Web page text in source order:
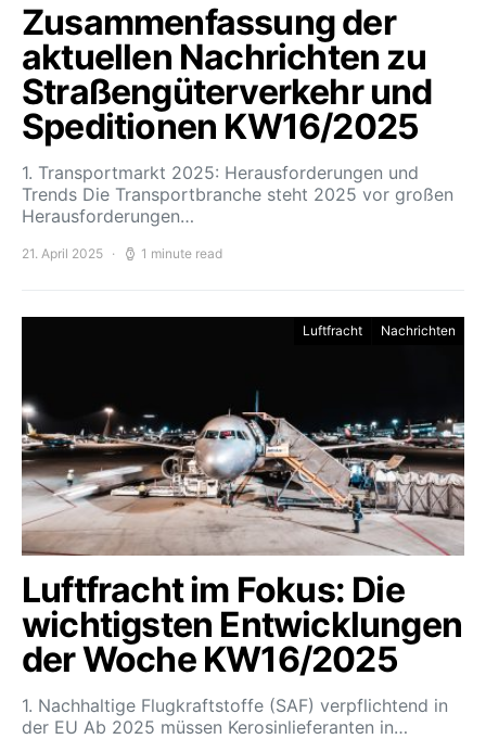
Zusammenfassung der
aktuellen Nachrichten zu
Straßengüterverkehr und
Speditionen KW16/2025
1. Transportmarkt 2025: Herausforderungen und
Trends Die Transportbranche steht 2025 vor großen
Herausforderungen…
21. April 2025 1 minute read
Luftfracht Nachrichten
Luftfracht im Fokus: Die
wichtigsten Entwicklungen
der Woche KW16/2025
1. Nachhaltige Flugkraftstoffe (SAF) verpflichtend in
der EU Ab 2025 müssen Kerosinlieferanten in…